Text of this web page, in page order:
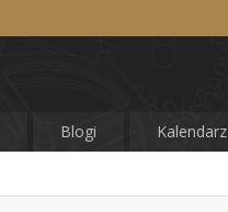
Blogi Kalendarz